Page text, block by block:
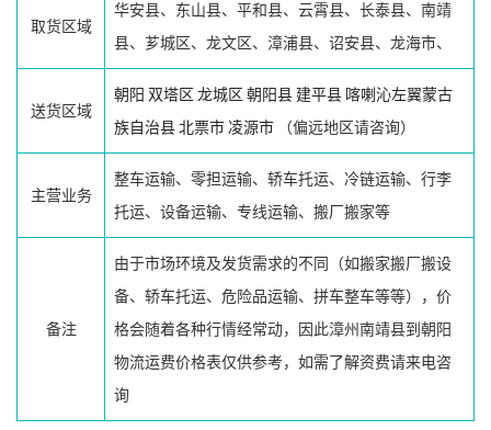
取货区域
华安县、东山县、平和县、云霄县、长泰县、南靖
县、芗城区、龙文区、漳浦县、诏安县、龙海市、
送货区域
朝阳 双塔区 龙城区 朝阳县 建平县 喀喇沁左翼蒙古
族自治县北票市 凌源市 （偏远地区请咨询）
主营业务
整车运输、零担运输、轿车托运、冷链运输、行李
托运、设备运输、专线运输、搬厂搬家等
备注
由于市场环境及发货需求的不同（如搬家搬厂搬设
备、轿车托运、危险品运输、拼车整车等等），价
格会随着各种行情经常动，因此漳州南靖县到朝阳
物流运费价格表仅供参考，如需了解资费请来电咨
询